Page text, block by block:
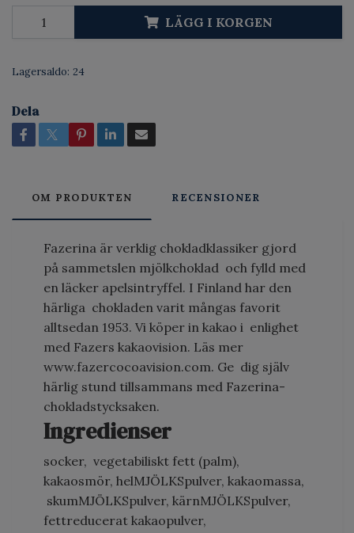
LÄGG I KORGEN
Lagersaldo: 24
Dela
OM PRODUKTEN RECENSIONER
Fazerina är verklig chokladklassiker gjord
på sammetslen mjölkchoklad och fylld med
en läcker apelsintryffel. I Finland har den
härliga chokladen varit mångas favorit
alltsedan 1953. Vi köper in kakao i enlighet
med Fazers kakaovision. Läs mer
www.fazercocoavision.com. Ge dig själv
härlig stund tillsammans med Fazerina-
chokladstycksaken.
Ingredienser
socker, vegetabiliskt fett (palm),
kakaosmör, helMJÖLKSpulver, kakaomassa,
skumMJÖLKSpulver, kärnMJÖLKSpulver,
fettreducerat kakaopulver,